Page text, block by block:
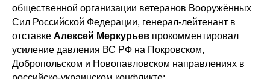
общественной организации ветеранов Вооружённых
Сил Российской Федерации, генерал-лейтенант в
отставке Алексей Меркурьев прокомментировал
усиление давления ВС РФ на Покровском,
Добропольском и Новопавловском направлениях в